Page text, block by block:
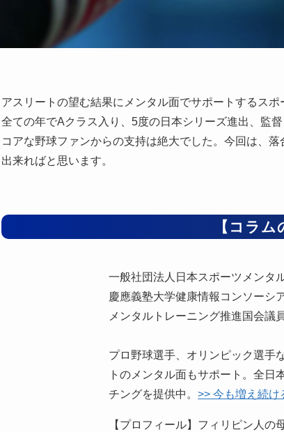
アスリートの望む結果にメンタル面でサポートするス
全ての年でAクラス入り、5度の日本シリーズ進出、監
コアな野球ファンからの支持は絶大でした。今回は、
出来ればと思います。
【コラ
一般社団法人日本スポーツメンタ
慶應義塾大学健康情報コンソーシ
メンタルトレーニング推進国会議
プロ野球選手、オリンピック選手
トのメンタル面もサポート。全日
チングを提供中。>> 今も増え続け
【プロフィール】フィリピン人の